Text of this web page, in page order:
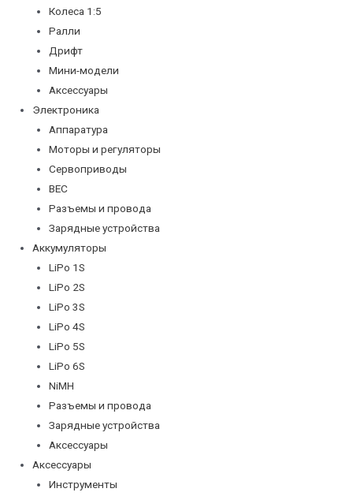
Колеса 1:5
Ралли
Дрифт
Мини-модели
Аксессуары
Электроника
Аппаратура
Моторы и регуляторы
Сервоприводы
BEC
Разъемы и провода
Зарядные устройства
Аккумуляторы
LiPo 1S
LiPo 2S
LiPo 3S
LiPo 4S
LiPo 5S
LiPo 6S
NiMH
Разъемы и провода
Зарядные устройства
Аксессуары
Аксессуары
Инструменты